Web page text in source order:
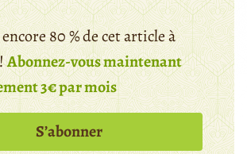
80 % de cet article à
Abonnez-vous maintenant
3€ par mois
S’abonner